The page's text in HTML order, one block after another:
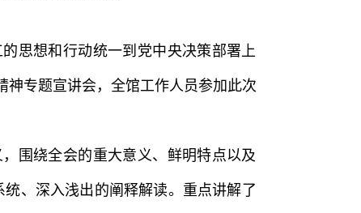
思想和行动统一到党中央决策部署上
神专题宣讲会，全馆工作人员参加此次
围绕全会的重大意义、鲜明特点以及
、深入浅出的阐释解读。重点讲解了